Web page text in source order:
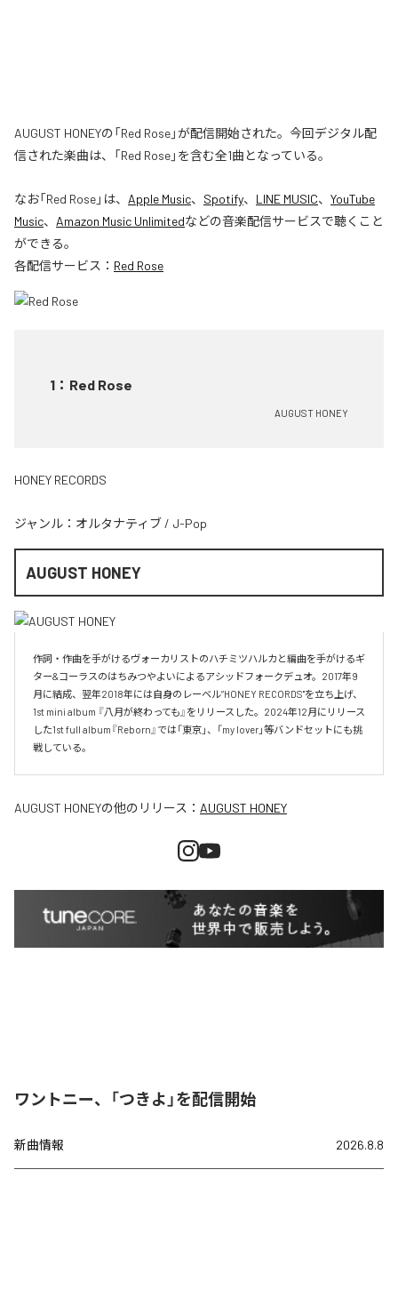
AUGUST HONEYの「Red Rose」が配信開始された。今回デジタル配
信された楽曲は、「Red Rose」を含む全1曲となっている。
なお「Red Rose」は、 Apple Music、 Spotify、 LINE MUSIC、 YouTube
Music、 Amazon Music Unlimitedなどの音楽配信サービスで聴くこと
ができる。
各配信サービス： Red Rose
1 ： Red Rose
AUGUST HONEY
HONEY RECORDS
ジャンル： オルタナティブ / J-Pop
AUGUST HONEY
作詞・作曲を手がけるヴォーカリストのハチミツハルカと編曲を手がけるギ
ター&コーラスのはちみつやよいによるアシッドフォークデュオ。2017年9
月に結成、翌年2018年には自身のレーベル”HONEY RECORDS"を立ち上げ、
1st mini album 『八月が終わっても』をリリースした。2024年12月にリリース
した1st full album『Reborn』では「東京」、「my lover」等バンドセットにも挑
戦している。
AUGUST HONEYの他のリリース： AUGUST HONEY
ワントニー、「つきよ」を配信開始
新曲情報 2026.8.8